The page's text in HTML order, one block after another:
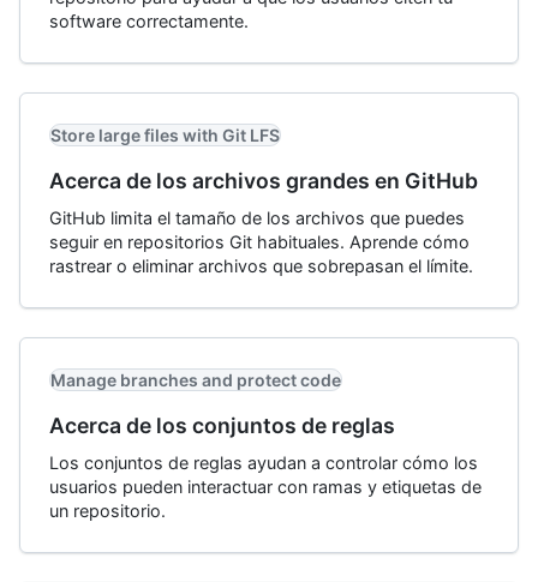
software correctamente.
Store large files with Git LFS
Acerca de los archivos grandes en GitHub
GitHub limita el tamaño de los archivos que puedes
seguir en repositorios Git habituales. Aprende cómo
rastrear o eliminar archivos que sobrepasan el límite.
Manage branches and protect code
Acerca de los conjuntos de reglas
Los conjuntos de reglas ayudan a controlar cómo los
usuarios pueden interactuar con ramas y etiquetas de
un repositorio.